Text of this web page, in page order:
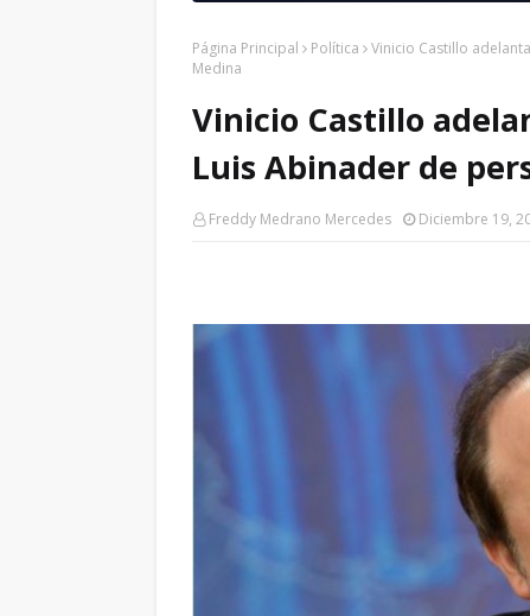
Página Principal Política
Vinicio Castillo
Medina
Vinicio Castillo
Luis Abinader de
Freddy Medrano Mercedes Diciembre 19,